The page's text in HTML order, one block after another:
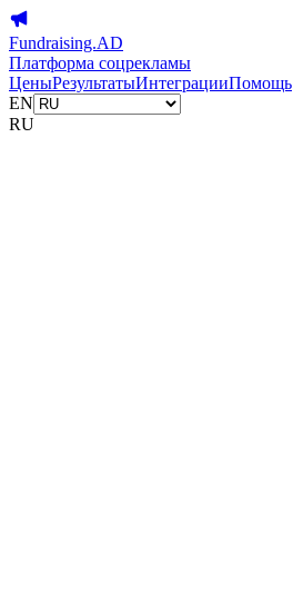
Fundraising.AD
Платформа соцрекламы
ЦеныРезультатыИнтеграцииПомощь
EN
RU